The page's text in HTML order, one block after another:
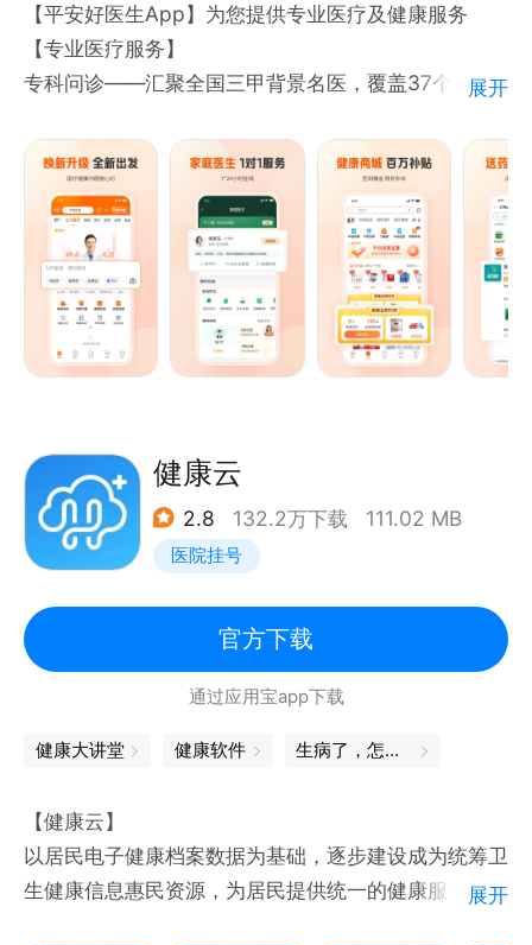
【平安好医生App】为您提供专业医疗及健康服务
【专业医疗服务】
专科问诊――汇聚全国三甲背景名医，覆盖37个科
上坐诊，60s快速接诊，守护您及家人健康
家庭医生——自聘全职医生团队，平均年资10年+，提
供7*24小时一对一服务，企微医生随时在线，图文问
诊、健康咨询、体检报告解读以及就医服务推荐等一站
式服务
AI医生——提供药品识别、医典自查等服务，随时随地
问一问，为您实现优健康的生活目标
100万款优质健康商品 ，帮用户一站式购健康
闪电购药――全国150+城市支持1小时闪电送药服务。
更有b2c药品支持全国极速发货
【健康保险】
赔全流程服务，一站配置全家保障，让您和您的家人生
活无忧
您在使用过程中有任何问题，可打开平安好医生APP，
进您的问题
官方网址：https://www.jk.cn/
联系邮箱：ml_180105245@pingan.com.cn
展开
健康云
2.8 132.2万下载 111.02 MB
医院挂号
官方下载
通过应用宝app下载
健康大讲堂 健康软件 生病了，怎么办
【健康云】
以居民电子健康档案数据为基础，逐步建设成为统筹卫
生健康信息惠民资源，为居民提供统一的健康服务平台
展开